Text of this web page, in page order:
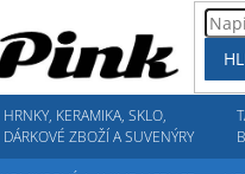
HRNKY, KERAMIKA, SKLO,
DÁRKOVÉ ZBOŽÍ A SUVENÝRY